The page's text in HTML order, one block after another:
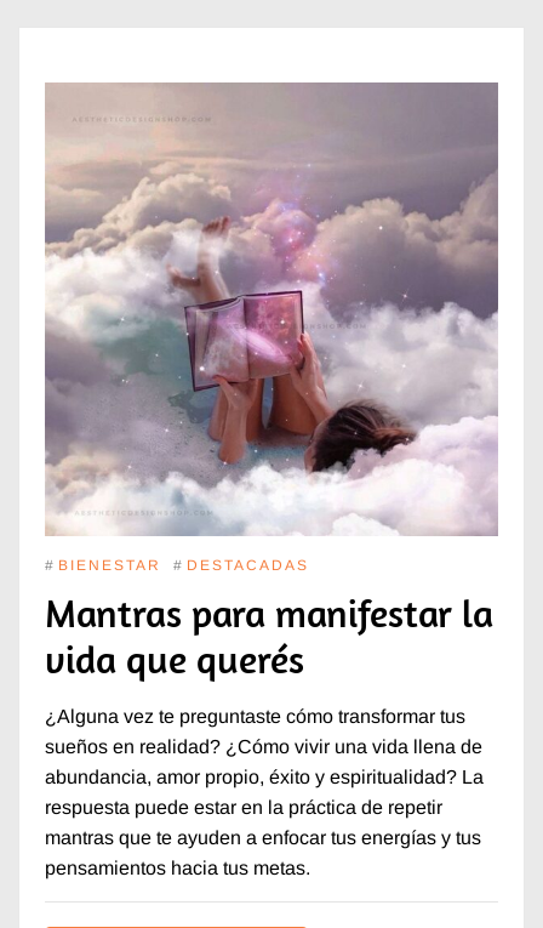
# BIENESTAR # DESTACADAS
Mantras para manifestar la
vida que querés
¿Alguna vez te preguntaste cómo transformar tus
sueños en realidad? ¿Cómo vivir una vida llena de
abundancia, amor propio, éxito y espiritualidad? La
respuesta puede estar en la práctica de repetir
mantras que te ayuden a enfocar tus energías y tus
pensamientos hacia tus metas.